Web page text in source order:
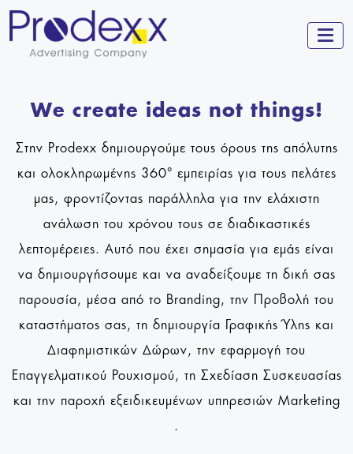
We create ideas not things!
Στην Prodexx δημιουργούμε τους όρους της απόλυτης
και ολοκληρωμένης 360° εμπειρίας για τους πελάτες
μας, φροντίζοντας παράλληλα για την ελάχιστη
ανάλωση του χρόνου τους σε διαδικαστικές
λεπτομέρειες. Αυτό που έχει σημασία για εμάς είναι
να δημιουργήσουμε και να αναδείξουμε τη δική σας
παρουσία, μέσα από το Branding, την Προβολή του
καταστήματος σας, τη δημιουργία Γραφικής Ύλης και
Διαφημιστικών Δώρων, την εφαρμογή του
Επαγγελματικού Ρουχισμού, τη Σχεδίαση Συσκευασίας
και την παροχή εξειδικευμένων υπηρεσιών Marketing
.